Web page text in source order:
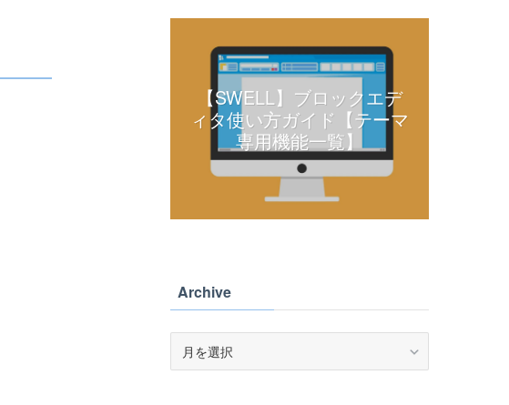
【SWELL】ブロックエデ
ィタ使い方ガイド【テーマ
専用機能一覧】
Archive
Archive